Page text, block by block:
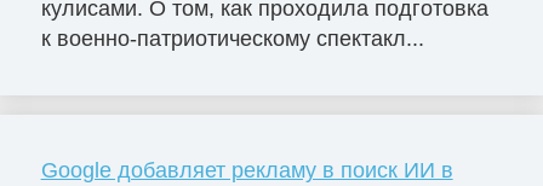
кулисами. О том, как проходила подготовка
к военно-патриотическому спектакл...
Google добавляет рекламу в поиск ИИ в